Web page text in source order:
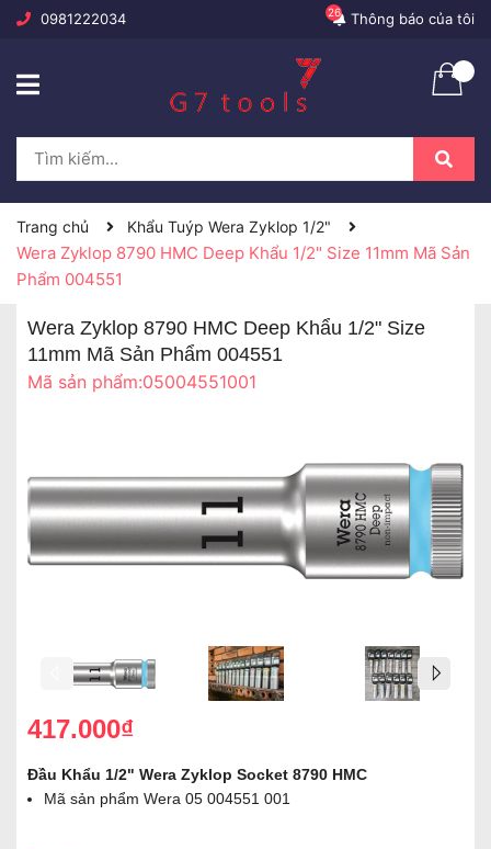
0981222034 Thông báo của tôi
26
Trang chủ Khẩu Tuýp Wera Zyklop 1/2"
Wera Zyklop 8790 HMC Deep Khẩu 1/2" Size 11mm Mã Sản
Phẩm 004551
Wera Zyklop 8790 HMC Deep Khẩu 1/2" Size
11mm Mã Sản Phẩm 004551
Mã sản phẩm:05004551001
417.000₫
Đầu Khẩu 1/2" Wera Zyklop Socket 8790 HMC
Mã sản phẩm Wera 05 004551 001